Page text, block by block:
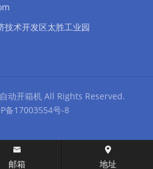
技术开发区太胜工业园
动开箱机All Rights Reserved.
备17003554号-8
在线留言
邮箱 地址